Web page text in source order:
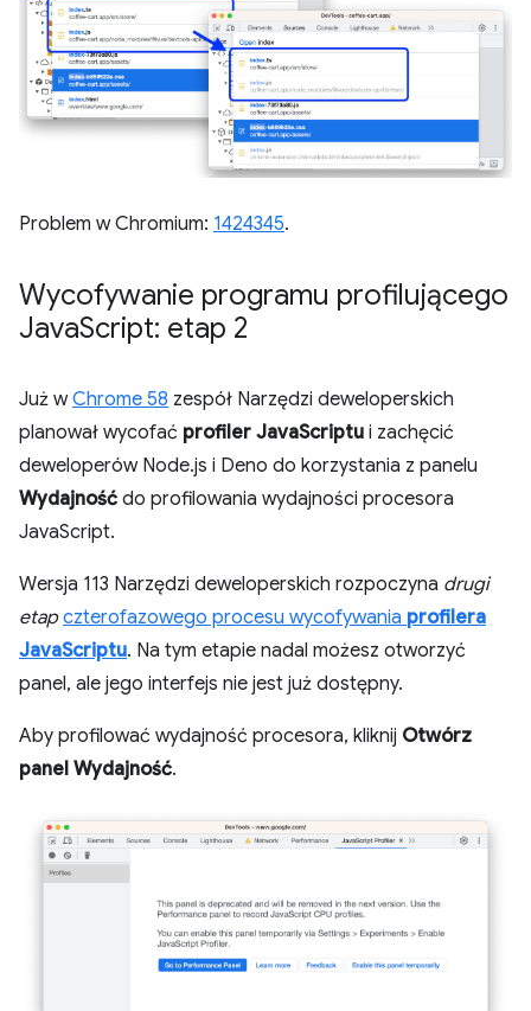
Problem w Chromium: 1424345.
Wycofywanie programu profilującego
JavaScript: etap 2
Już wChrome 58 zespół Narzędzi deweloperskich
planował wycofać profiler JavaScriptu i zachęcić
deweloperów Node.js i Deno do korzystania z panelu
Wydajność do profilowania wydajności procesora
JavaScript.
Wersja 113 Narzędzi deweloperskich rozpoczyna drugi
etap czterofazowego procesu wycofywania profilera
JavaScriptu. Na tym etapie nadal możesz otworzyć
panel, ale jego interfejs nie jest już dostępny.
Aby profilować wydajność procesora, kliknij Otwórz
panel Wydajność.